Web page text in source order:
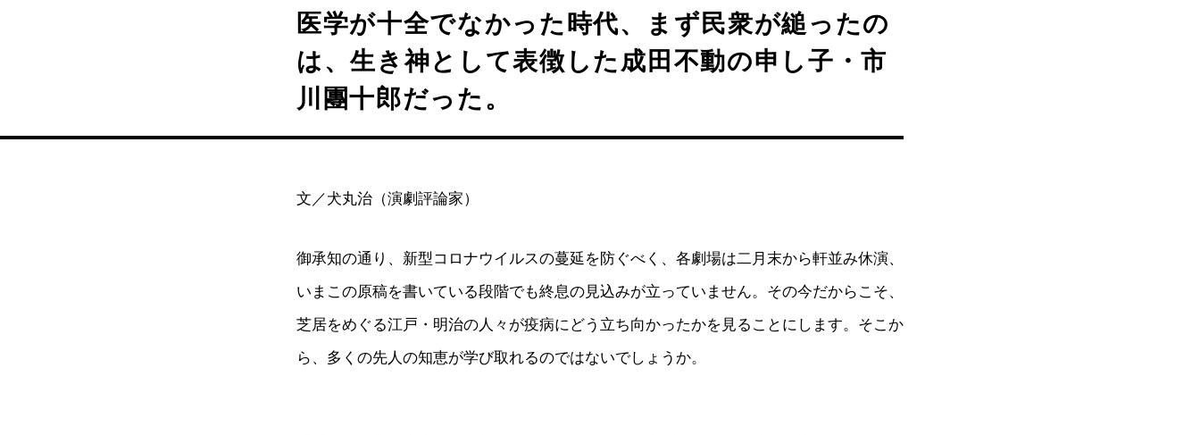
医学が十全でなかった時代、まず民衆が縋ったの
は、生き神として表徴した成田不動の申し子・市
川團十郎だった。
文／犬丸治（演劇評論家）
御承知の通り、新型コロナウイルスの蔓延を防ぐべく、各劇場は二月末から軒並み休演、
いまこの原稿を書いている段階でも終息の見込みが立っていません。その今だからこそ、
芝居をめぐる江戸・明治の人々が疫病にどう立ち向かったかを見ることにします。そこか
ら、多くの先人の知恵が学び取れるのではないでしょうか。